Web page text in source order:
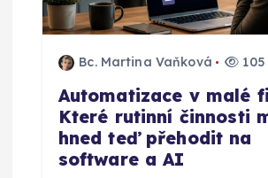
Bc. Martina Vaňková
Automatizace v malé
Které rutinní činnosti
hned teď přehodit na
software a AI